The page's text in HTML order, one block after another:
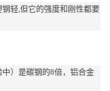
轻,但它的强度和刚性都要
）是碳钢的8倍，铝合金